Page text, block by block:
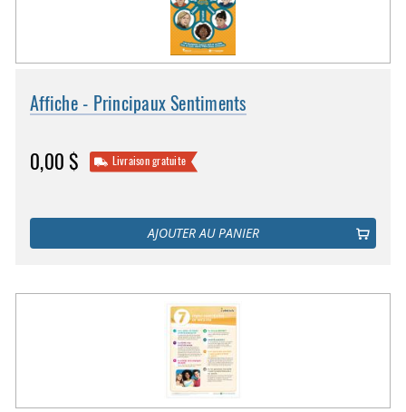
Affiche - Principaux Sentiments
0,00 $ Livraison gratuite
AJOUTER AU PANIER